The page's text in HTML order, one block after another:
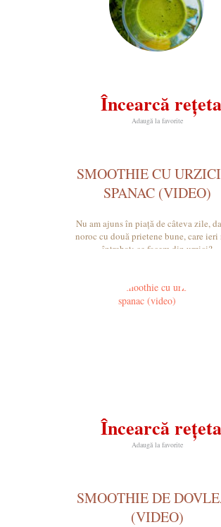
Încearcă
Adaugă la favorite
SMOOTHIE CU
SPANAC (VIDEO)
Nu am ajuns în piață de câteva zile,
noroc cu două prietene bune, care ieri
întrebat: ce facem din urzici?
Încearcă
Adaugă la favorite
SMOOTHIE DE
(VIDEO)